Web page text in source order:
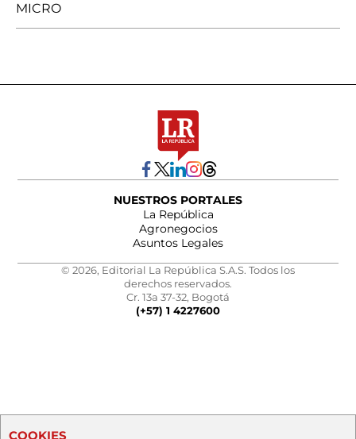
MICRO
NUESTROS PORTALES
La República
Agronegocios
Asuntos Legales
© 2026, Editorial La República S.A.S. Todos los
derechos reservados.
Cr. 13a 37-32, Bogotá
(+57) 1 4227600
COOKIES